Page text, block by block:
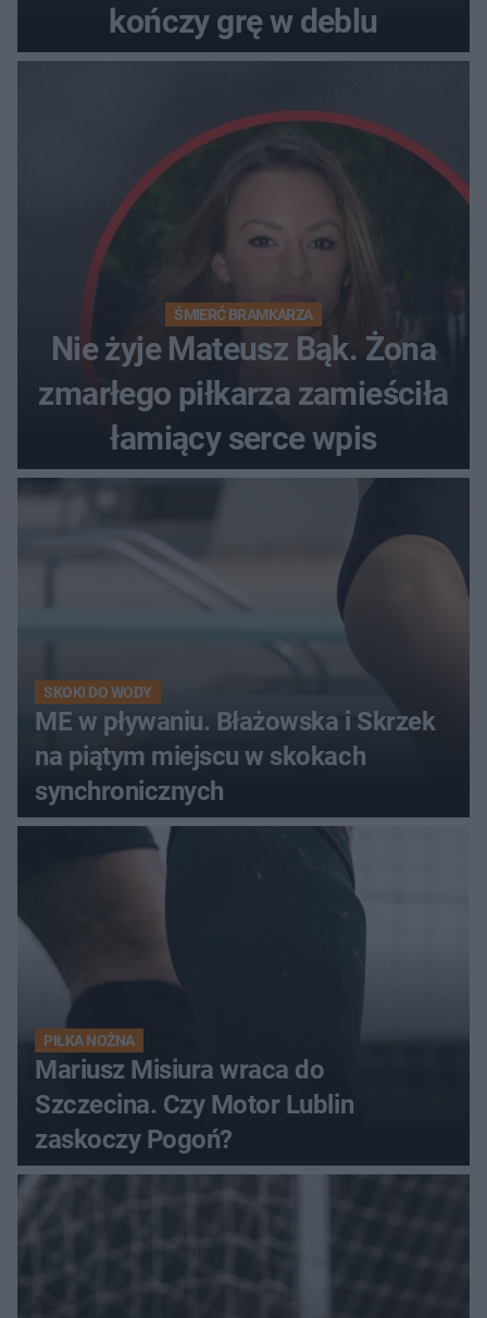
kończy grę w deblu
ŚMIERĆ BRAMKARZA
Nie żyje Mateusz Bąk. Żona
zmarłego piłkarza zamieściła
łamiący serce wpis
SKOKI DO WODY
ME w pływaniu. Błażowska i Skrzek
na piątym miejscu w skokach
synchronicznych
PIŁKA NOŻNA
Mariusz Misiura wraca do
Szczecina. Czy Motor Lublin
zaskoczy Pogoń?